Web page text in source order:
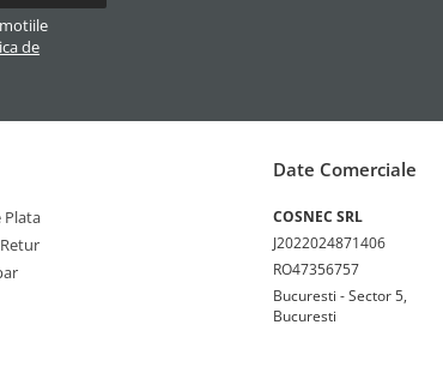
de
Date Comerciale
COSNEC SRL
J2022024871406
RO47356757
Bucuresti - Sector 5,
Bucuresti